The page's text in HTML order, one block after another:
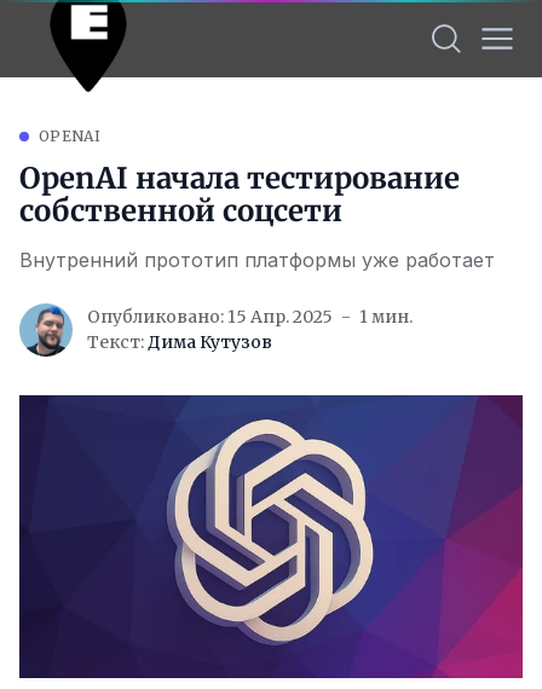
OPENAI
OpenAI начала тестирование
собственной соцсети
Внутренний прототип платформы уже работает
Опубликовано: 15 Апр. 2025
1 мин.
Текст:Дима Кутузов